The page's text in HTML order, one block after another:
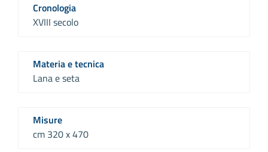
Cronologia
XVIII secolo
Materia e tecnica
Lana e seta
Misure
cm 320 x 470